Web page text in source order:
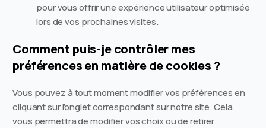
pour vous offrir une expérience utilisateur optimisée
lors de vos prochaines visites.
Comment puis-je contrôler mes
préférences en matière de cookies ?
Vous pouvez à tout moment modifier vos préférences en
cliquant sur l’onglet correspondant sur notre site. Cela
vous permettra de modifier vos choix ou de retirer